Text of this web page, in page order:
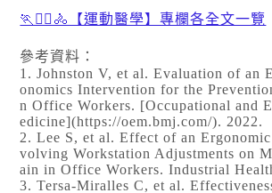
🏃🤾‍♀️🚴【運動醫學】專欄各全文一覽
參考資料：
1. Johnston V, et al. Evaluation of an
onomics Intervention for the
n Office Workers. [Occupational and
edicine](https://oem.bmj.com/). 2022.
2. Lee S, et al. Effect of an
volving Workstation Adjustments on
ain in Office Workers. Industrial
3. Tersa-Miralles C, et al.